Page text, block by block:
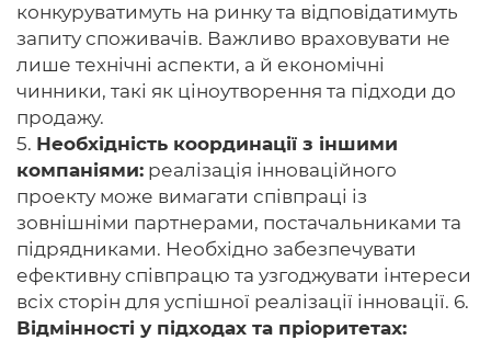
конкуруватимуть на ринку та відповідатимуть
запиту споживачів. Важливо враховувати не
лише технічні аспекти, а й економічні
чинники, такі як ціноутворення та підходи до
продажу.
5. Необхідність координації з іншими
компаніями: реалізація інноваційного
проекту може вимагати співпраці із
зовнішніми партнерами, постачальниками та
підрядниками. Необхідно забезпечувати
ефективну співпрацю та узгоджувати інтереси
всіх сторін для успішної реалізації інновації. 6.
Відмінності у підходах та пріоритетах: